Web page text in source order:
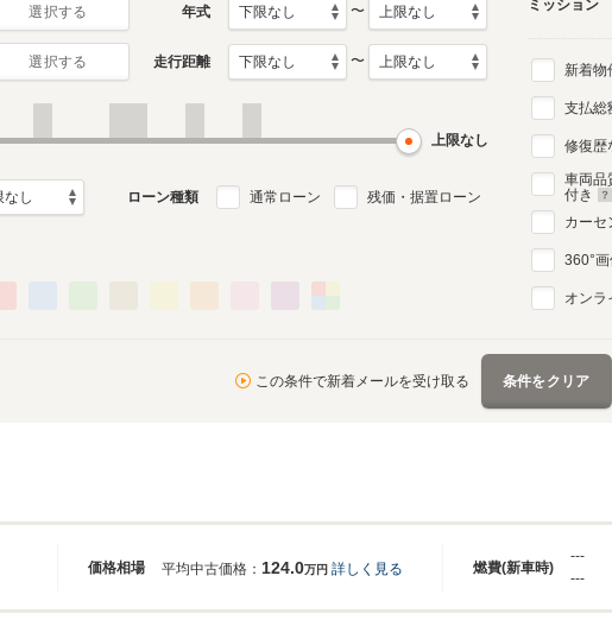
生産モデル
選択する 年式 〜
選択する 走行距離 〜
上限なし
ローン種類 通常ローン 残価・据置ローン
ミッション
新着物
支払総
修復歴
車両品
付き
カーセ
360°
オンラ
この条件で新着メールを受け取る 条件をクリア
価格相場 燃費(新車時)
平均中古価格： 124.0万円 詳しく見る
---
---